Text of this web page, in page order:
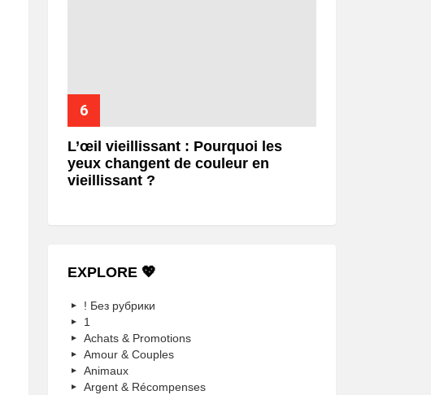
L’œil vieillissant : Pourquoi les
yeux changent de couleur en
vieillissant ?
EXPLORE 💖
! Без рубрики
1
Achats & Promotions
Amour & Couples
Animaux
Argent & Récompenses